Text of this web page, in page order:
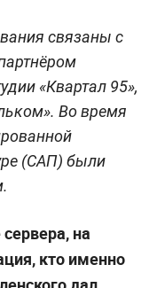
связаны с
«Квартал 95»,
Во время
(САП) были
на
кто именно